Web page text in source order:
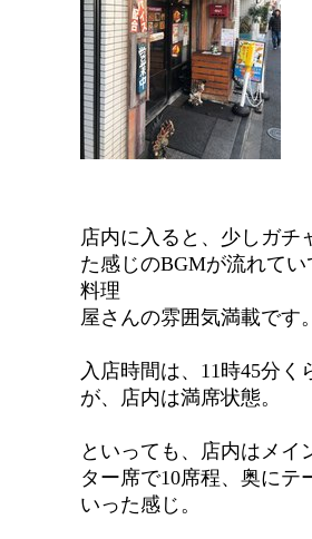
店内に入ると、少しガチ
た感じのBGMが流れてい
料理
屋さんの雰囲気満載です。
入店時間は、11時45分く
が、店内は満席状態。
といっても、店内はメイ
ター席で10席程、奥にテ
いった感じ。